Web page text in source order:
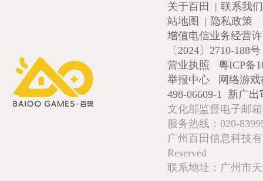
关于百田 | 联系我们
站地图
| 隐私政策
增值电信业务经营
〔2024〕2710-188号
营业执照
粤ICP备
举报中心
网络游
498-06609-1 新广出
文化部监督电子邮
服务热线：020-
广州百田信息科技
Reserved
联系地址：广州市